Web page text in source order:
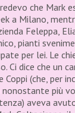
che Mark
a Milano,
Feleppa,
pianti
per lei. Le
Ci dice che un
Coppi (che, per
più
aveva